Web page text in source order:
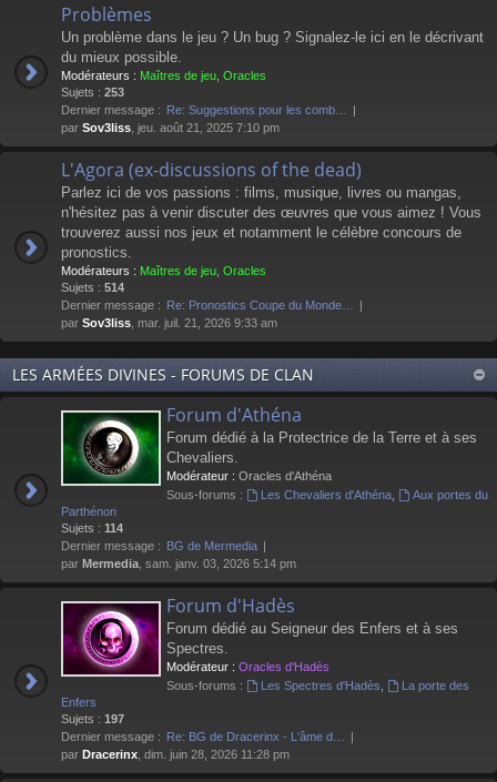
Problèmes
Un problème dans le jeu ? Un bug ? Signalez-le ici en le décrivant
du mieux possible.
Modérateurs : Maîtres de jeu Oracles
Sujets : 253
Dernier message : Re: Suggestions pour les comb…
par Sov3liss , jeu. août 21, 2025 7:10 pm
L'Agora (ex-discussions of the dead)
Parlez ici de vos passions : films, musique, livres ou mangas,
n'hésitez pas à venir discuter des œuvres que vous aimez ! Vous
trouverez aussi nos jeux et notamment le célèbre concours de
pronostics.
Modérateurs : Maîtres de jeu Oracles
Sujets : 514
Dernier message : Re: Pronostics Coupe du Monde…
par Sov3liss , mar. juil. 21, 2026 9:33 am
LES ARMÉES DIVINES - FORUMS DE CLAN
Forum d'Athéna
Forum dédié à la Protectrice de la Terre et à ses
Chevaliers.
Modérateur : Oracles d'Athéna
Sous-forums :
Les Chevaliers d'Athéna,
Aux portes du
Parthénon
Sujets : 114
Dernier message : BG de Mermedia
par Mermedia , sam. janv. 03, 2026 5:14 pm
Forum d'Hadès
Forum dédié au Seigneur des Enfers et à ses
Spectres.
Modérateur : Oracles d'Hadès
Sous-forums :
Les Spectres d'Hadès
La porte des
Enfers
Sujets : 197
Dernier message : Re: BG de Dracerinx - L'âme d…
par Dracerinx , dim. juin 28, 2026 11:28 pm